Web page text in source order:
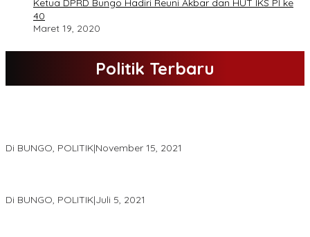
Ketua DPRD Bungo Hadiri Reuni Akbar dan HUT IKS PI ke
40
Maret 19, 2020
Politik Terbaru
Di BUNGO, POLITIK|November 15, 2021
Di BUNGO, POLITIK|Juli 5, 2021